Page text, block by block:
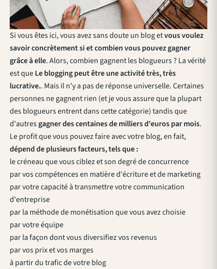
Si vous êtes ici, vous avez sans doute un blog etvous voulez
savoir concrètement si et combien vous pouvez gagner
grâce à elle. Alors, combien gagnent les blogueurs ? La vérité
est queLe blogging peut être une activité très, très
lucrative.. Mais il n'y a pas de réponse universelle. Certaines
personnes ne gagnent rien (et je vous assure que la plupart
des blogueurs entrent dans cette catégorie) tandis que
d'autresgagner des centaines de milliers d'euros par mois.
Le profit que vous pouvez faire avec votre blog, en fait,
dépend de plusieurs facteurs, tels que :
le créneau que vous ciblez et son degré de concurrence
par vos compétences en matière d'écriture et de marketing
par votre capacité à transmettre votre communication
d'entreprise
par la méthode de monétisation que vous avez choisie
par votre équipe
par la façon dont vous diversifiez vos revenus
par vos prix et vos marges
à partir du trafic de votre blog